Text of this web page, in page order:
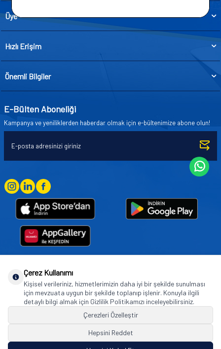
Üye
Hızlı Erişim
Önemli Bilgiler
E-Bülten Aboneliği
Kampanya ve yeniliklerden haberdar olmak için e-bültenimize abone olun!
Goodyear (and Winged Foot Design) are trademarks of or licensed to The Goodyear
Tire & Rubber Company used under license by Basbug Group Company,
Istanbul/Türkiye. © 2026 The Goodyear Tire & Rubber Company.
Çerez Kullanımı
Kişisel verileriniz, hizmetlerimizin daha iyi bir şekilde sunulması
için mevzuata uygun bir şekilde toplanıp işlenir. Konuyla ilgili
detaylı bilgi almak için Gizlilik Politikamızı inceleyebilirsiniz.
Çerezleri Özelleştir
Hepsini Reddet